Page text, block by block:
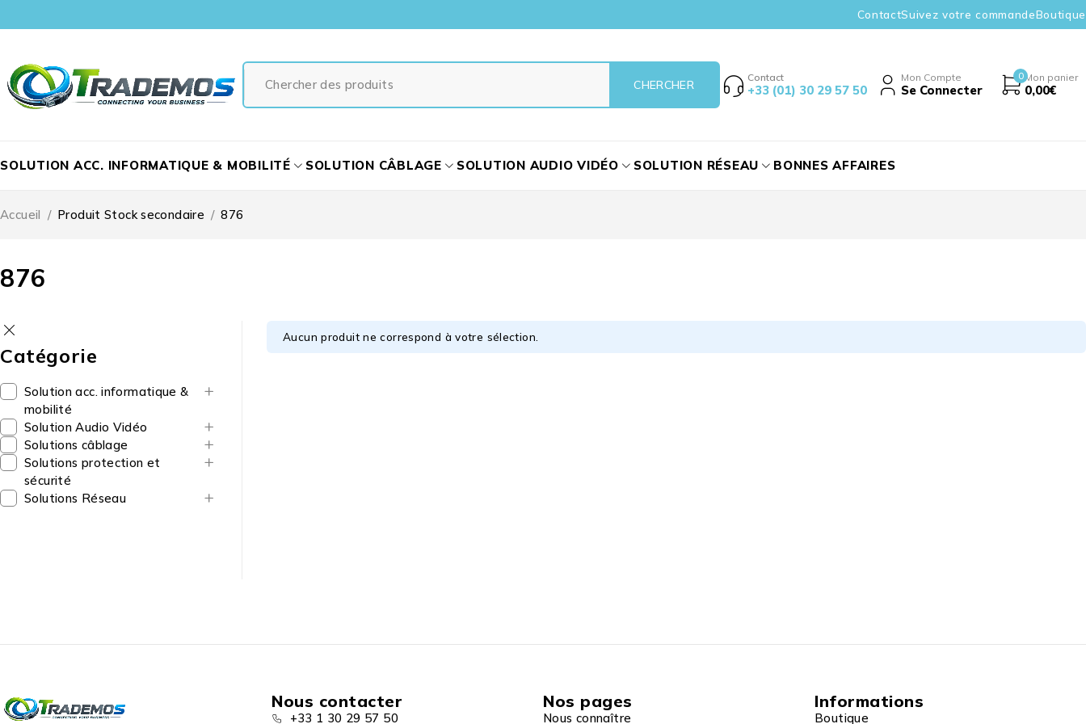
ContactSuivez votre commandeBoutique
Contact
+33 (01) 30 29 57 50
Mon Compte
Se Connecter
0 Mon panier
0,00€
SOLUTION ACC. INFORMATIQUE & MOBILITÉ SOLUTION CÂBLAGE SOLUTION AUDIO VIDÉO SOLUTION RÉSEAU BONNES AFFAIRES
876
Accueil / Produit Stock secondaire / 876
Catégorie
Solution acc. informatique &
mobilité
Solution Audio Vidéo
Solutions câblage
Solutions protection et
sécurité
Solutions Réseau
Aucun produit ne correspond à votre sélection.
Nous contacter
+33 1 30 29 57 50
Nos pages
Nous connaître
Informations
Boutique